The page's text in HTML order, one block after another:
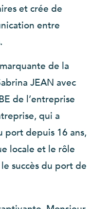
et crée de
entre
de la
JEAN avec
de l’entreprise
qui a
depuis 16 ans,
locale et le rôle
succès du port de